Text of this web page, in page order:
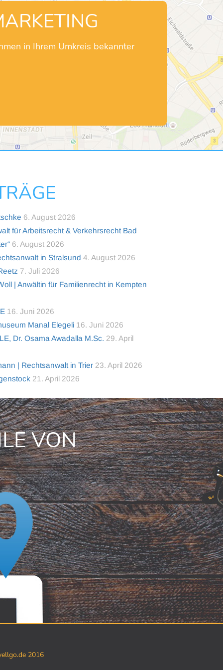
in Ihrem Umkreis bekannter
6. August 2026
für Arbeitsrecht & Verkehrsrecht Bad
6. August 2026
in Stralsund 4. August 2026
7. Juli 2026
| Anwältin für Familienrecht in Kempten
16. Juni 2026
Manal Elegeli 16. Juni 2026
Dr. Osama Awadalla M.Sc. 29. April
| Rechtsanwalt in Trier 23. April 2026
21. April 2026
VON
2016